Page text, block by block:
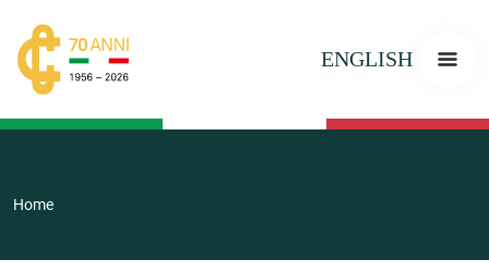
ENGLISH
Home